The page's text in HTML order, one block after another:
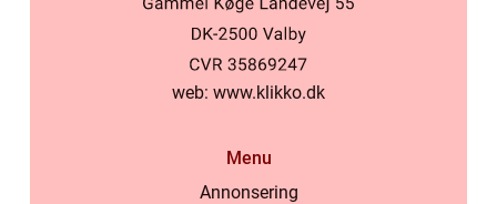
web: www.klikko.dk
Menu
Annonsering